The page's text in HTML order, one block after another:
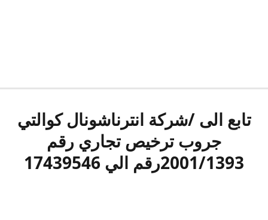
تابع الى /شركة انترناشونال كوالتي
جروب ترخيص تجاري رقم
2001/1393رقم الي 17439546